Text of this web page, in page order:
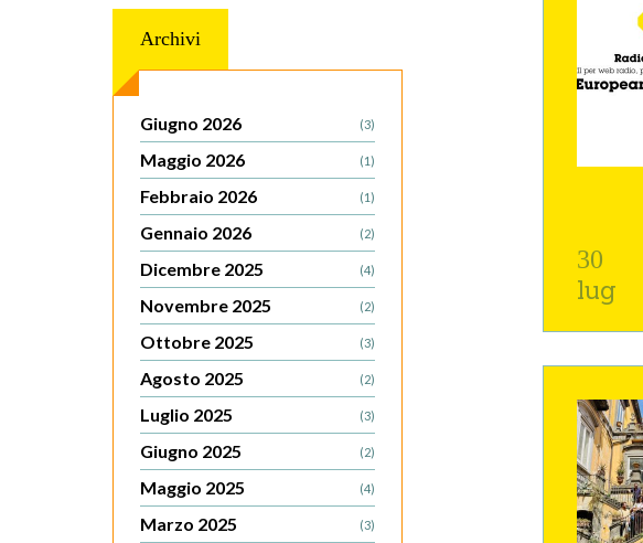
30
lug
Archivi
Giugno 2026 (3)
Maggio 2026 (1)
Febbraio 2026 (1)
Gennaio 2026 (2)
Dicembre 2025 (4)
Novembre 2025 (2)
Ottobre 2025 (3)
Agosto 2025 (2)
Luglio 2025 (3)
Giugno 2025 (2)
Maggio 2025 (4)
Marzo 2025 (3)